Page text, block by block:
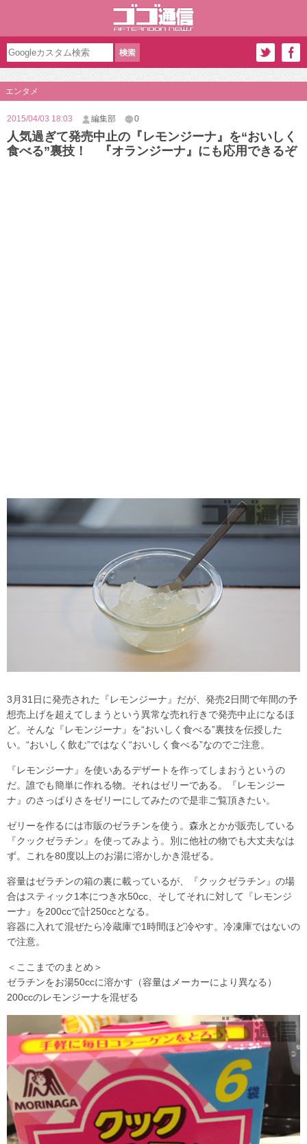
エンタメ
2015/04/03 18:03 編集部 0
人気過ぎて発売中止の『レモンジーナ』を“おいしく
食べる”裏技！ 『オランジーナ』にも応用できるぞ
3月31日に発売された『レモンジーナ』だが、発売2日間で年間の予
想売上げを超えてしまうという異常な売れ行きで発売中止になるほ
ど。そんな『レモンジーナ』を“おいしく食べる”裏技を伝授した
い。“おいしく飲む”ではなく“おいしく食べる”なのでご注意。
『レモンジーナ』を使いあるデザートを作ってしまおうというの
だ。誰でも簡単に作れる物。それはゼリーである。『レモンジー
ナ』のさっぱりさをゼリーにしてみたので是非ご覧頂きたい。
ゼリーを作るには市販のゼラチンを使う。森永とかが販売している
『クックゼラチン』を使ってみよう。別に他社の物でも大丈夫なは
ず。これを80度以上のお湯に溶かしかき混ぜる。
容量はゼラチンの箱の裏に載っているが、『クックゼラチン』の場
合はスティック1本につき水50cc、そしてそれに対して『レモンジ
ーナ』を200ccで計250ccとなる。
容器に入れて混ぜたら冷蔵庫で1時間ほど冷やす。冷凍庫ではないの
で注意。
＜ここまでのまとめ＞
ゼラチンをお湯50ccに溶かす（容量はメーカーにより異なる）
200ccのレモンジーナを混ぜる